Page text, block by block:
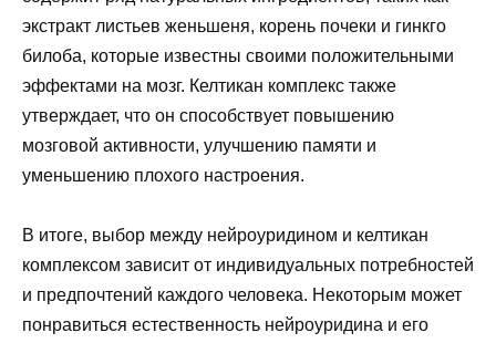
экстракт листьев женьшеня, корень почеки и гинкго
билоба, которые известны своими положительными
эффектами на мозг. Келтикан комплекс также
утверждает, что он способствует повышению
мозговой активности, улучшению памяти и
уменьшению плохого настроения.
В итоге, выбор между нейроуридином и келтикан
комплексом зависит от индивидуальных потребностей
и предпочтений каждого человека. Некоторым может
понравиться естественность нейроуридина и его